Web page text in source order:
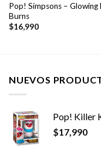
Pop! Simpsons – Glowing
Burns
$16,990
NUEVOS
Pop! Killer
$17,990